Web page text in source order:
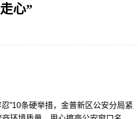
心”
条硬举措，金普新区公安分局紧